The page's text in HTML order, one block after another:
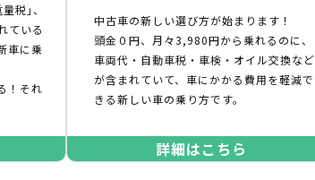
税｣、
ている
車に乗
！それ
中古車の新しい選び方が始まります！
頭金０円、月々3,980円から乗れるのに、
車両代・自動車税・車検・オイル交換など
が含まれていて、車にかかる費用を軽減で
きる新しい車の乗り方です。
詳細はこちら